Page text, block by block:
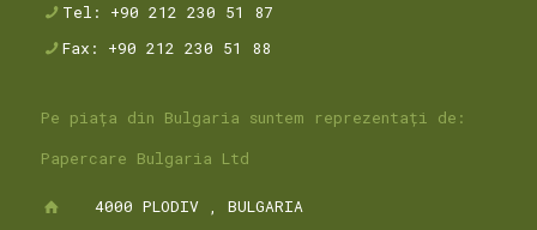
Tel: +90 212 230 51 87
Fax: +90 212 230 51 88
Pe piața din Bulgaria suntem reprezentați de:
Papercare Bulgaria Ltd
4000 PLODIV , BULGARIA